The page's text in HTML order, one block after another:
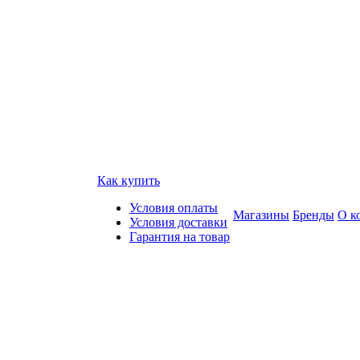
Как купить
Условия оплаты
Условия доставки
Гарантия на товар
Магазины Бренды О